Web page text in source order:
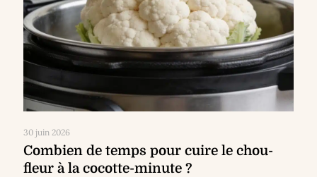
30 juin 2026
Combien de temps pour cuire le chou-
fleur à la cocotte-minute ?